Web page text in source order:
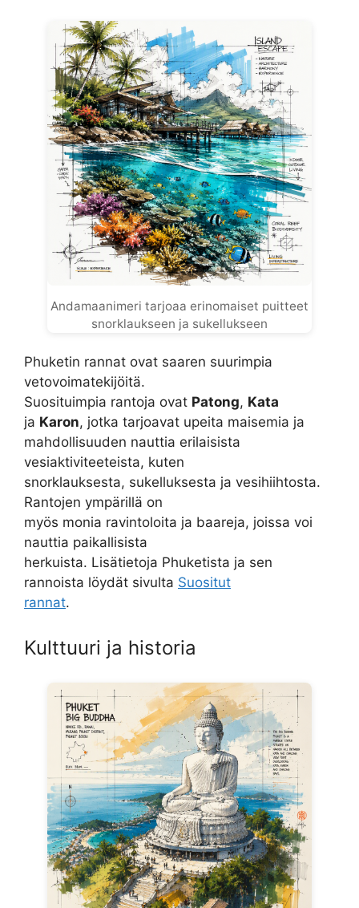
Andamaanimeri tarjoaa erinomaiset puitteet
snorklaukseen ja sukellukseen
Phuketin rannat ovat saaren suurimpia
vetovoimatekijöitä.
Suosituimpia rantoja ovat Patong, Kata
ja Karon, jotka tarjoavat upeita maisemia ja
mahdollisuuden nauttia erilaisista
vesiaktiviteeteista, kuten
snorklauksesta, sukelluksesta ja vesihiihtosta.
Rantojen ympärillä on
myös monia ravintoloita ja baareja, joissa voi
nauttia paikallisista
herkuista. Lisätietoja Phuketista ja sen
rannoista löydät sivulta Suositut
rannat.
Kulttuuri ja historia